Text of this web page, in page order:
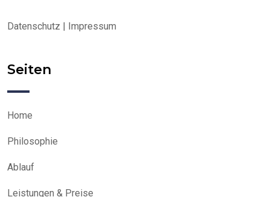
Datenschutz | Impressum
Seiten
Home
Philosophie
Ablauf
Leistungen & Preise